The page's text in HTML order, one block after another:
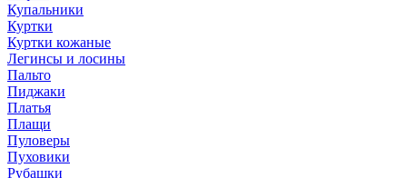
Купальники
Куртки
Куртки кожаные
Легинсы и лосины
Пальто
Пиджаки
Платья
Плащи
Пуловеры
Пуховики
Рубашки